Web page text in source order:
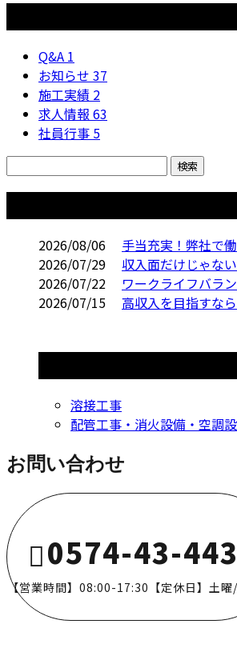
Q&A 1
お知らせ 37
施工実績 2
求人情報 63
社員行事 5
2026/08/06
手当充実！弊社で
2026/07/29
収入面だけじゃな
2026/07/22
ワークライフバラ
2026/07/15
高収入を目指すな
溶接工事
配管工事・消火設備・空調
お問い合わせ
0574-43-
【営業時間】08:00-17:30【定休日】土